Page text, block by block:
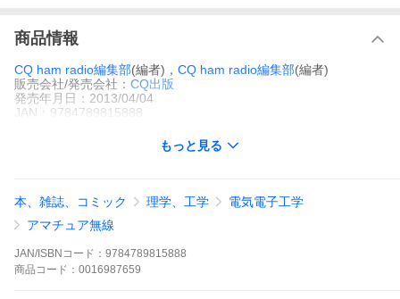
商品情報
CQ ham radio編集部(編者)， CQ ham radio編集部(編者)
販売会社/発売会社： CQ出版
発売年月日：2013/04/04
JAN：9784789815888
もっと見る
本、雑誌、コミック 理学、工学
電気電子工学
アマチュア無線
JAN/ISBNコード： 9784789815888
商品 コード： 0016987659